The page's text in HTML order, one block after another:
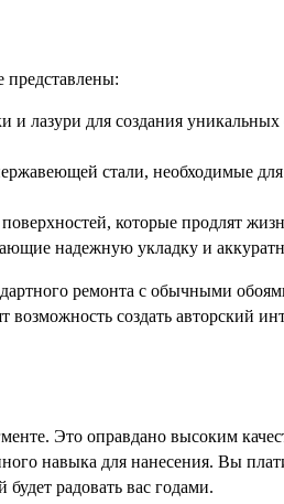
представлены:
лазури для создания
стали, необходимые
которые продлят
надежную укладку и
ремонта с обычными
создать авторский
Это оправдано высоким
навыка для нанесения. Вы
радовать вас годами.